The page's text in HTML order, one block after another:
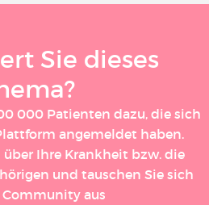
Sie dieses
000 Patienten dazu, die sich
angemeldet haben.
Ihre Krankheit bzw. die
und tauschen Sie sich
aus